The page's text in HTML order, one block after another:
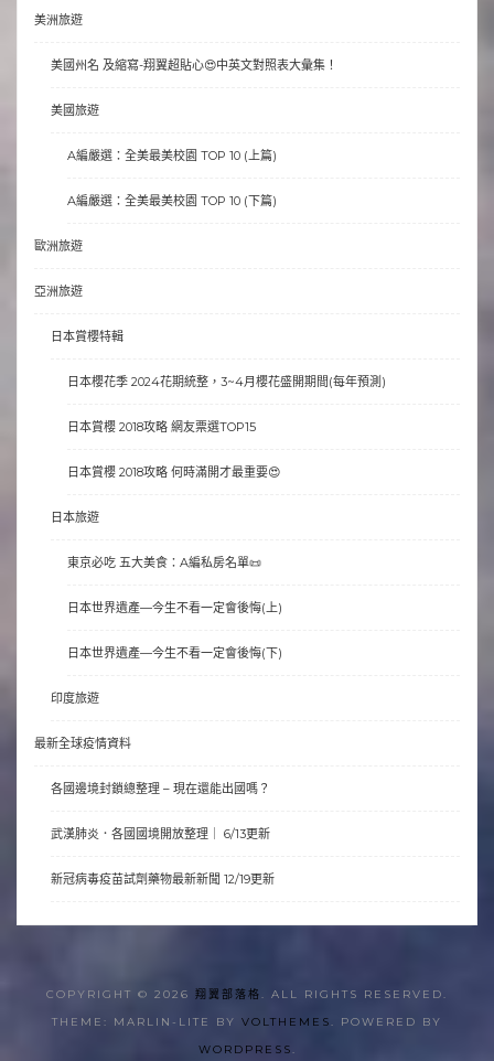
美洲旅遊
美國州名 及縮寫-翔翼超貼心😍中英文對照表大彙集！
美國旅遊
A編嚴選：全美最美校園 TOP 10 (上篇)
A編嚴選：全美最美校園 TOP 10 (下篇)
歐洲旅遊
亞洲旅遊
日本賞櫻特輯
日本櫻花季 2024花期統整，3~4月櫻花盛開期間(每年預測)
日本賞櫻 2018攻略 網友票選TOP15
日本賞櫻 2018攻略 何時滿開才最重要😍
日本旅遊
東京必吃 五大美食：A編私房名單📜
日本世界遺產—今生不看一定會後悔(上)
日本世界遺產—今生不看一定會後悔(下)
印度旅遊
最新全球疫情資料
各國邊境封鎖總整理 – 現在還能出國嗎？
武漢肺炎．各國國境開放整理｜ 6/13更新
新冠病毒疫苗試劑藥物最新新聞 12/19更新
COPYRIGHT © 2026 翔翼部落格. ALL RIGHTS RESERVED.
THEME: MARLIN-LITE BY VOLTHEMES. POWERED BY
WORDPRESS.